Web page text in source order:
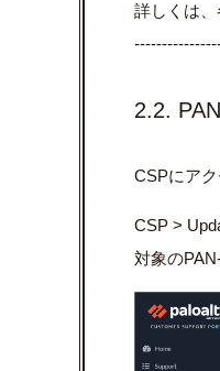
詳しくは、
2.2.
CSPにア
CSP >
対象の